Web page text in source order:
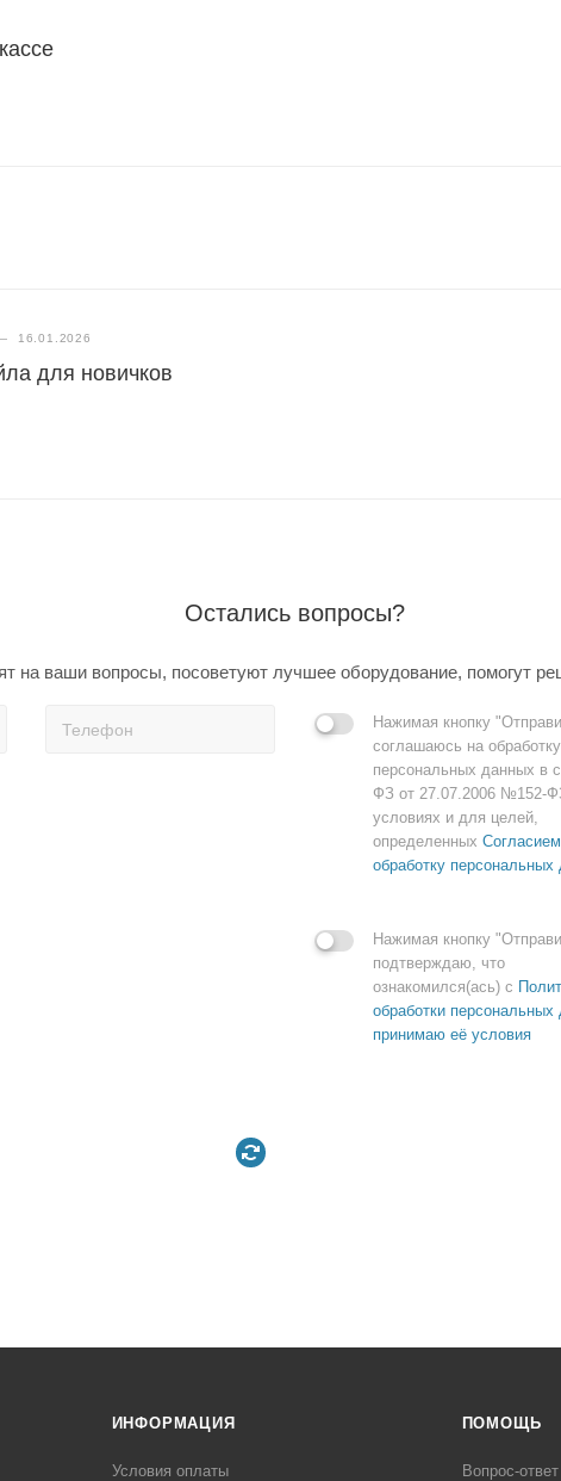
16.01.2026
для новичков
Остались вопросы?
на ваши вопросы, посоветуют лучшее оборудование, помогут
Нажимая кнопку
соглашаюсь на
персональных данных в
ФЗ от 27.07.2006 №152-
условиях и для целей,
определенных
обработку персональных
Нажимая кнопку
подтверждаю, что
ознакомился(ась) с
обработки персональных
принимаю её условия
ИНФОРМАЦИЯ
Условия оплаты
ПОМОЩЬ
Вопрос-ответ